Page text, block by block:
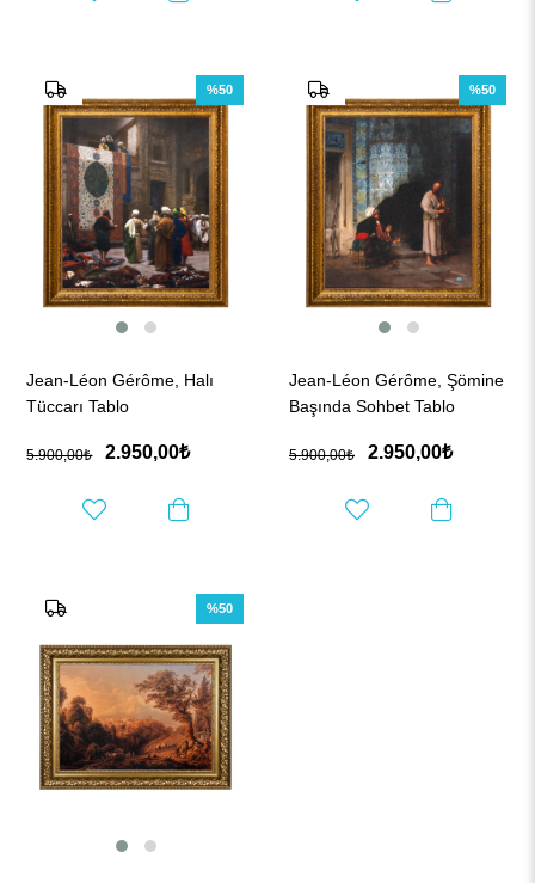
Jean-Léon Gérôme, Halı
Tüccarı Tablo
2.950,00₺
5.900,00₺
%50
Jean-Léon Gérôme, Şömine
Başında Sohbet Tablo
2.950,00₺
5.900,00₺
%50
%50